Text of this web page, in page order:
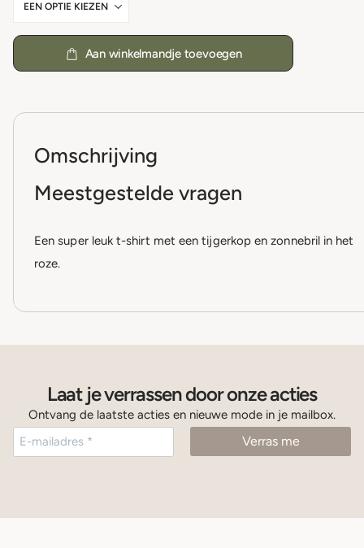
Aan winkelmandje toevoegen
Omschrijving
Meestgestelde vragen
Een super leuk t-shirt met een tijgerkop en zonnebril in het
roze.
Laat je verrassen door onze acties
Ontvang de laatste acties en nieuwe mode in je mailbox.